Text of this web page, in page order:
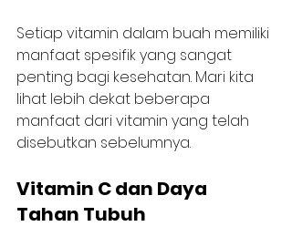
Setiap vitamin dalam buah memiliki
manfaat spesifik yang sangat
penting bagi kesehatan. Mari kita
lihat lebih dekat beberapa
manfaat dari vitamin yang telah
disebutkan sebelumnya.
Vitamin C dan Daya
Tahan Tubuh